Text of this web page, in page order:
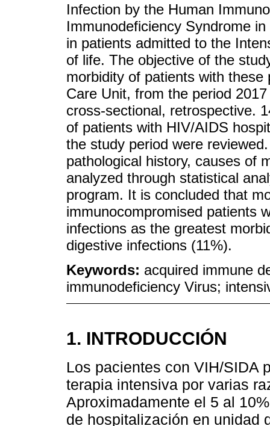
Infection by the Human
Immunodeficiency Syndrome
in patients admitted to the
of life. The objective of the
morbidity of patients with
Care Unit, from the period
cross-sectional, retrospective.
of patients with HIV/AIDS
the study period were
pathological history, causes of
analyzed through statistical
program. It is concluded that
immunocompromised patients
infections as the greatest
digestive infections (11%).
Keywords: acquired immune
immunodeficiency Virus;
1. INTRODUCCIÓN
Los pacientes con VIH/SIDA
terapia intensiva por varias
Aproximadamente el 5 al
de hospitalización en unidad